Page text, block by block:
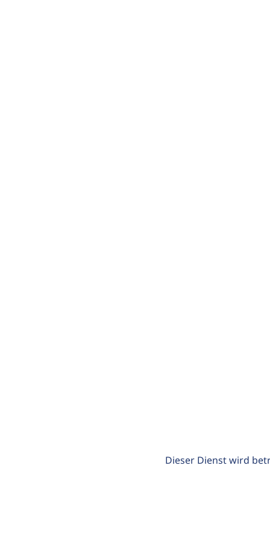
Dieser Dienst wird